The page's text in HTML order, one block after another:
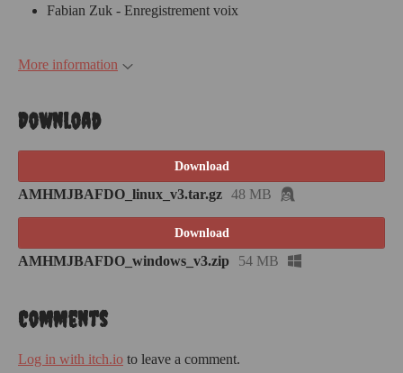
Fabian Zuk - Enregistrement voix
More information
Download
Download
AMHMJBAFDO_linux_v3.tar.gz 48 MB
Download
AMHMJBAFDO_windows_v3.zip 54 MB
Comments
Log in with itch.io to leave a comment.